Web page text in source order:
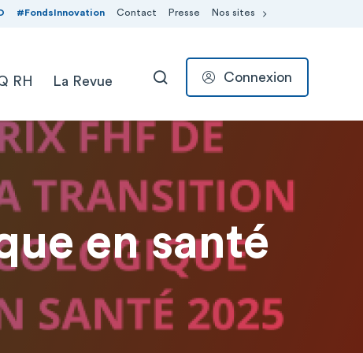
#FondsInnovation Contact Presse Nos sites
RH La Revue RECHERCHER
Connexion
en santé